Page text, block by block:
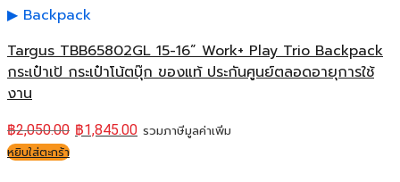
Backpack
Targus TBB65802GL 15-16” Work+ Play Trio Backpack
กระเป๋าเป้ กระเป๋าโน้ตบุ๊ก ของแท้ ประกันศูนย์ตลอดอายุการใช้
งาน
฿2,050.00 ฿1,845.00 รวมภาษีมูลค่าเพิ่ม
หยิบใส่ตะกร้า